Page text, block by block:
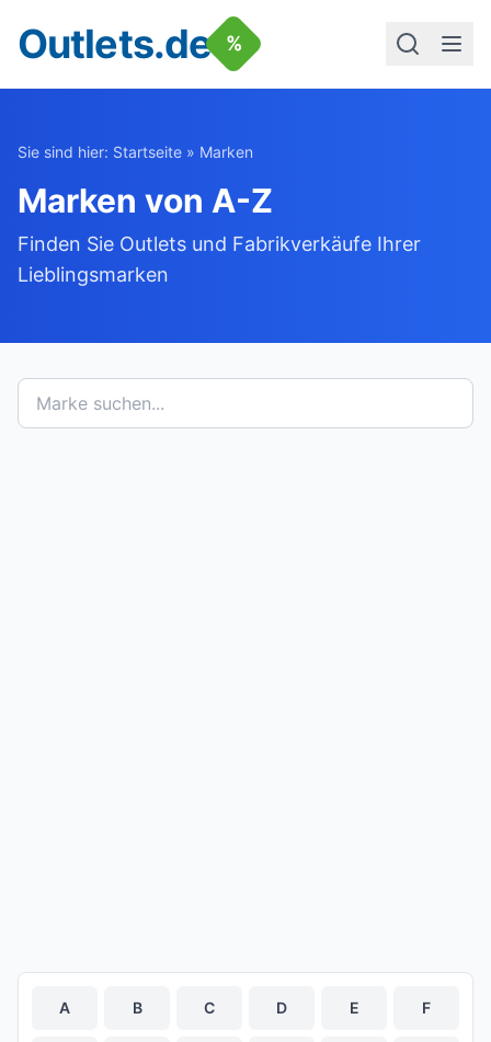
Outlets.de %
Sie sind hier: Startseite » Marken
Marken von A-Z
Finden Sie Outlets und Fabrikverkäufe Ihrer
Lieblingsmarken
A B C D E F